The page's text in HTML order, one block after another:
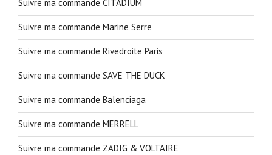
Suivre ma commande CITADIUM
Suivre ma commande Marine Serre
Suivre ma commande Rivedroite Paris
Suivre ma commande SAVE THE DUCK
Suivre ma commande Balenciaga
Suivre ma commande MERRELL
Suivre ma commande ZADIG & VOLTAIRE